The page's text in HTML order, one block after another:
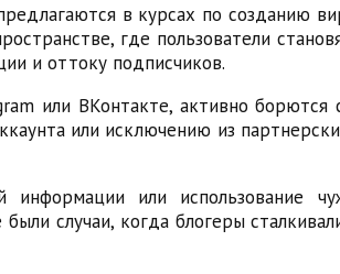
в курсах по созданию
где пользователи
и оттоку подписчиков.
или ВКонтакте, активно борются
или исключению из
или использование
случаи, когда блогеры